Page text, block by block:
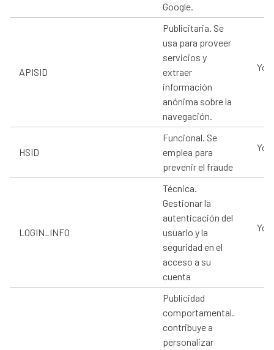
Google.
APISID
Publicitaria. Se
usa para proveer
servicios y
extraer
información
anónima sobre la
navegación.
HSID
Funcional. Se
emplea para
prevenir el fraude
LOGIN_INFO
Técnica.
Gestionar la
autenticación del
usuario y la
seguridad en el
acceso a su
cuenta
Publicidad
comportamental.
contribuye a
personalizar